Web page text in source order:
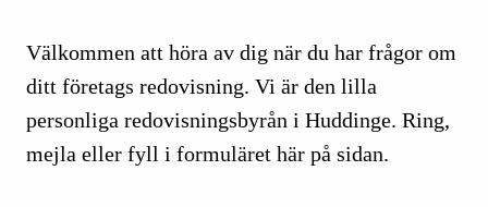
Välkommen att höra av dig när du har frågor om
ditt företags redovisning. Vi är den lilla
personliga redovisningsbyrån i Huddinge. Ring,
mejla eller fyll i formuläret här på sidan.